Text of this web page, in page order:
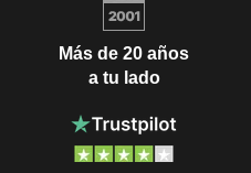
Más de 20 años
a tu lado